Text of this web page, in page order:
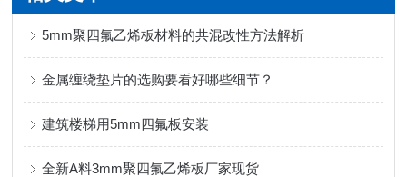
5mm聚四氟乙烯板材料的共混改性方法解析
金属缠绕垫片的选购要看好哪些细节？
建筑楼梯用5mm四氟板安装
全新A料3mm聚四氟乙烯板厂家现货